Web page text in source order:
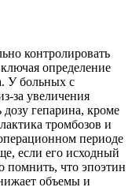
контролировать
определение
У больных с
за увеличения
дозу гепарина, кроме
тромбозов и
периоде
если его исходный
помнить, что эпоэтин
объемы и